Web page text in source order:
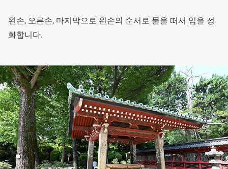
왼손, 오른손, 마지막으로 왼손의 순서로 물을 떠서 입을 정
화합니다.